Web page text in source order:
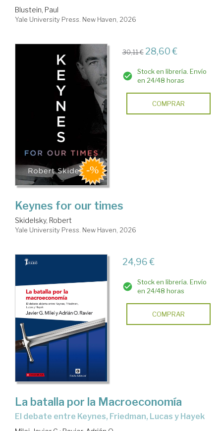
Blustein, Paul
Yale University Press. New Haven, 2026
30,11 € 28,60 €
Stock en librería. Envío
en 24/48 horas
COMPRAR
Keynes for our times
Skidelsky, Robert
Yale University Press. New Haven, 2026
24,96 €
Stock en librería. Envío
en 24/48 horas
COMPRAR
La batalla por la Macroeconomía
El debate entre Keynes, Friedman, Lucas y Hayek